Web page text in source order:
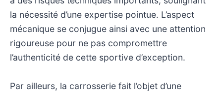
la nécessité d’une expertise pointue. L’aspect
mécanique se conjugue ainsi avec une attention
rigoureuse pour ne pas compromettre
l’authenticité de cette sportive d’exception.
Par ailleurs, la carrosserie fait l’objet d’une